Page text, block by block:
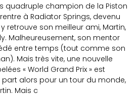
quadruple champion de la Piston
à Radiator Springs, devenu
retrouve son meilleur ami, Martin,
Malheureusement, son mentor
entre temps (tout comme son
Mais très vite, une nouvelle
« World Grand Prix » est
part alors pour un tour du monde,
Mais c